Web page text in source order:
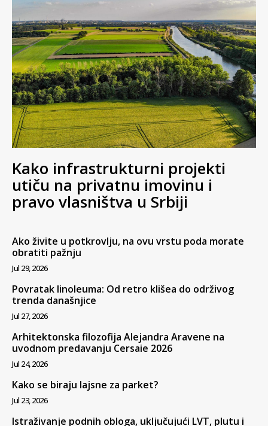
Kako infrastrukturni projekti
utiču na privatnu imovinu i
pravo vlasništva u Srbiji
Ako živite u potkrovlju, na ovu vrstu poda morate
obratiti pažnju
Jul 29, 2026
Povratak linoleuma: Od retro klišea do održivog
trenda današnjice
Jul 27, 2026
Arhitektonska filozofija Alejandra Aravene na
uvodnom predavanju Cersaie 2026
Jul 24, 2026
Kako se biraju lajsne za parket?
Jul 23, 2026
Istraživanje podnih obloga, uključujući LVT, plutu i